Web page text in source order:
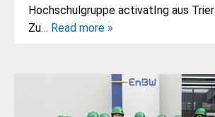
Hochschulgruppe activatIng aus
Zu… Read more »